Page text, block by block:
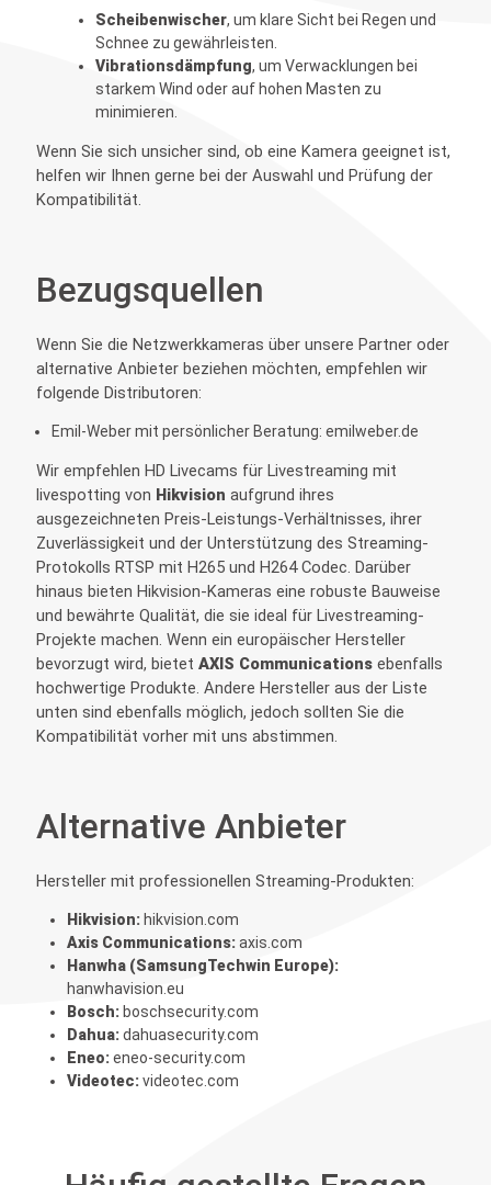
Scheibenwischer, um klare Sicht bei Regen und
Schnee zu gewährleisten.
Vibrationsdämpfung, um Verwacklungen bei
starkem Wind oder auf hohen Masten zu
minimieren.
Wenn Sie sich unsicher sind, ob eine Kamera geeignet ist,
helfen wir Ihnen gerne bei der Auswahl und Prüfung der
Kompatibilität.
Bezugsquellen
Wenn Sie die Netzwerkkameras über unsere Partner oder
alternative Anbieter beziehen möchten, empfehlen wir
folgende Distributoren:
Emil-Weber mit persönlicher Beratung: emilweber.de
Wir empfehlen HD Livecams für Livestreaming mit
livespotting von Hikvision aufgrund ihres
ausgezeichneten Preis-Leistungs-Verhältnisses, ihrer
Zuverlässigkeit und der Unterstützung des Streaming-
Protokolls RTSP mit H265 und H264 Codec. Darüber
hinaus bieten Hikvision-Kameras eine robuste Bauweise
und bewährte Qualität, die sie ideal für Livestreaming-
Projekte machen. Wenn ein europäischer Hersteller
bevorzugt wird, bietet AXIS Communicationsebenfalls
hochwertige Produkte. Andere Hersteller aus der Liste
unten sind ebenfalls möglich, jedoch sollten Sie die
Kompatibilität vorher mit uns abstimmen.
Alternative Anbieter
Hersteller mit professionellen Streaming-Produkten:
Hikvision: hikvision.com
Axis Communications:axis.com
Hanwha (SamsungTechwin Europe):
hanwhavision.eu
Bosch: boschsecurity.com
Dahua:dahuasecurity.com
Eneo:eneo-security.com
Videotec:videotec.com